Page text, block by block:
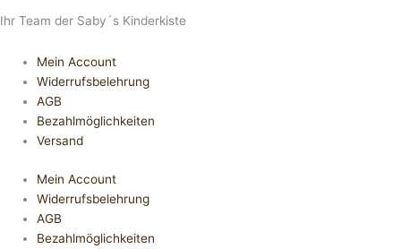
Ihr Team der Saby´s Kinderkiste
Mein Account
Widerrufsbelehrung
AGB
Bezahlmöglichkeiten
Versand
Mein Account
Widerrufsbelehrung
AGB
Bezahlmöglichkeiten